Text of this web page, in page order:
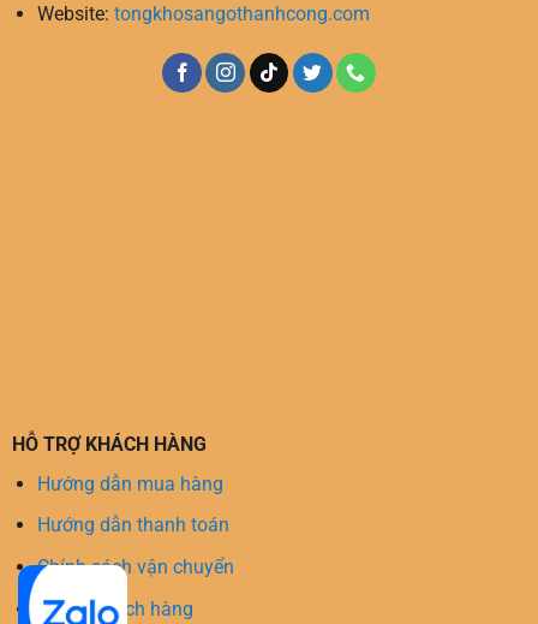
Website: tongkhosangothanhcong.com
HỖ TRỢ KHÁCH HÀNG
Hướng dẫn mua hàng
Hướng dẫn thanh toán
Chính sách vận chuyển
Hỗ trợ khách hàng